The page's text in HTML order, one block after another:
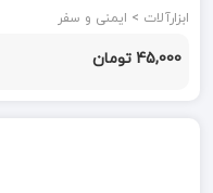
ابزارآلات > ایمنی و سفر
45,000 تومان